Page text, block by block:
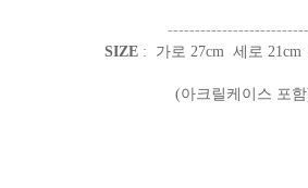
SIZE : 가로 27cm 세로 21cm
(아크릴케이스 포